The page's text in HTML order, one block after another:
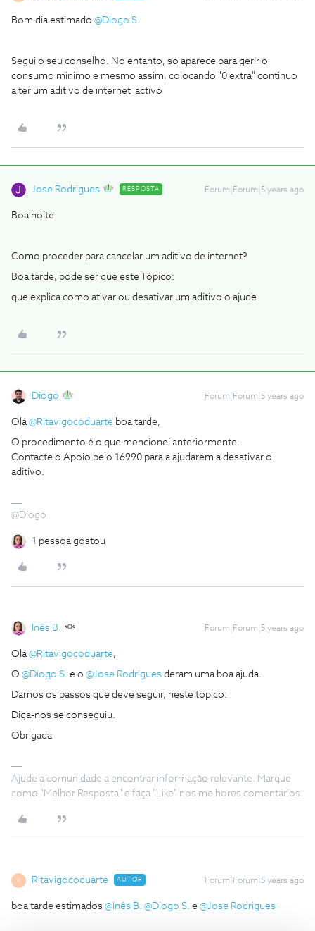
Bom dia estimado @Diogo S.
Segui o seu conselho. No entanto, so aparece para gerir o
consumo minimo e mesmo assim, colocando "0 extra" continuo
a ter um aditivo de internet activo
Jose Rodrigues RESPOSTA Forum|Forum|5 years ago
Boa noite
Como proceder para cancelar um aditivo de internet?
Boa tarde, pode ser que este Tópico:
que explica como ativar ou desativar um aditivo o ajude.
Diogo Forum|Forum|5 years ago
Olá@Ritavigocoduarte boa tarde,
O procedimento é o que mencionei anteriormente.
Contacte o Apoio pelo 16990 para a ajudarem a desativar o
aditivo.
@Diogo
1 pessoa gostou
Inês B. Forum|Forum|5 years ago
Olá@Ritavigocoduarte,
O @Diogo S. e o @Jose Rodrigues deram uma boa ajuda.
Damos os passos que deve seguir, neste tópico:
Diga-nos se conseguiu.
Obrigada
Ajude a comunidade a encontrar informação relevante. Marque
como "Melhor Resposta" e faça "Like" nos melhores comentários.
R Ritavigocoduarte AUTOR Forum|Forum|5 years ago
boa tarde estimados @Inês B. @Diogo S. e @Jose Rodrigues